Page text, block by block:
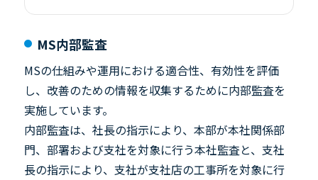
MS内部監査
MSの仕組みや運用における適合性、有効性を評価
し、改善のための情報を収集するために内部監査を
実施しています。
内部監査は、社長の指示により、本部が本社関係部
門、部署および支社を対象に行う本社監査と、支社
長の指示により、支社が支社店の工事所を対象に行